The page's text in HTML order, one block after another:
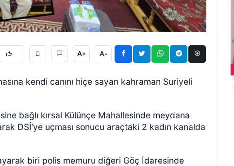
A+ A-
kendi canını hiçe sayan kahraman Suriyeli
bağlı kırsal Külünçe Mahallesinde meydana
DSİ’ye uçması sonucu araçtaki 2 kadın kanalda
biri polis memuru diğeri Göç İdaresinde